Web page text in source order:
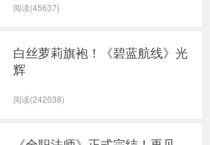
阅读(45637)
白丝萝莉旗袍！《碧蓝航线》光
辉
阅读(242038)